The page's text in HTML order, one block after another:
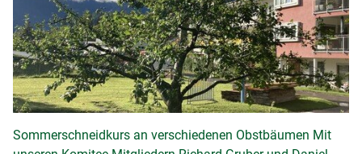
Sommerschneidkurs an verschiedenen Obstbäumen Mit